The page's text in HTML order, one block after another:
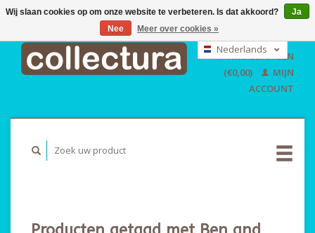
EUR
GBP
USD
Nederlands
English
WINKELWAGEN
(€0,00)
MIJN
ACCOUNT
Wij slaan cookies op om onze website te verbeteren. Is dat akkoord?
Ja
Nee
Meer over cookies »